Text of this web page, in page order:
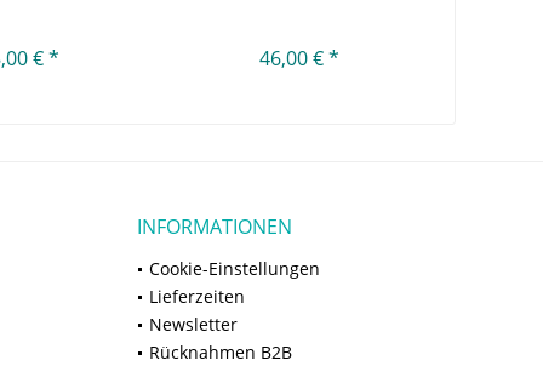
€ * 46,00 € *
INFORMATIONEN
Cookie-Einstellungen
Lieferzeiten
Newsletter
Rücknahmen B2B